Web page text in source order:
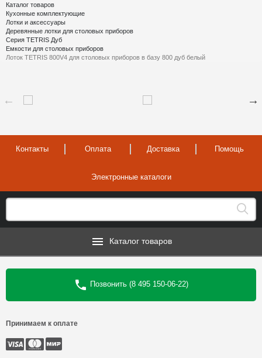
Каталог товаров
Кухонные комплектующие
Лотки и аксессуары
Деревянные лотки для столовых приборов
Серия TETRIS Дуб
Емкости для столовых приборов
Лоток TETRIS 800V4 для столовых приборов в базу 800 дуб белый
Контакты Оплата Доставка Помощь
Электронные каталоги
Каталог товаров
Позвонить (8 495 150-06-22)
Принимаем к оплате